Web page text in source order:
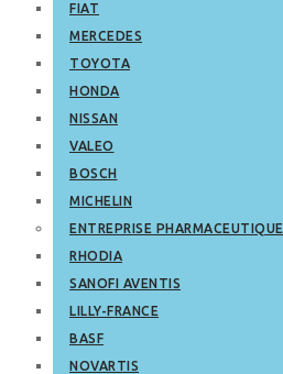
FIAT
MERCEDES
TOYOTA
HONDA
NISSAN
VALEO
BOSCH
MICHELIN
ENTREPRISE PHARMACEUTIQUE
RHODIA
SANOFI AVENTIS
LILLY-FRANCE
BASF
NOVARTIS